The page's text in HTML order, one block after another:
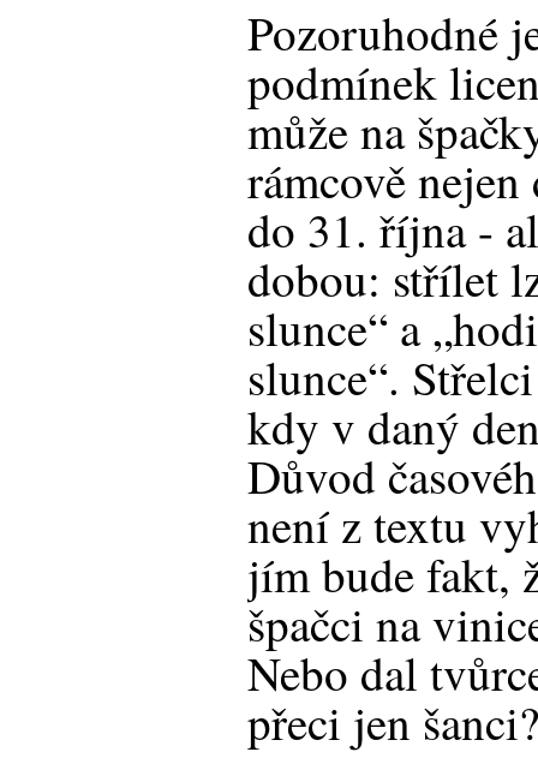
Pozoruhodné
podmínek
může na
rámcově
do 31. října -
dobou: střílet
slunce“ a
slunce“.
kdy v daný
Důvod
není z textu
jím bude fakt,
špačci na
Nebo dal
přeci jen